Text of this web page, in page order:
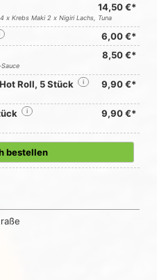
14,50 €*
x Krebs Maki 2 x Nigiri Lachs, Tuna
6,00 €*
8,50 €*
Roll, 5 Stück i 9,90 €*
i 9,90 €*
bestellen